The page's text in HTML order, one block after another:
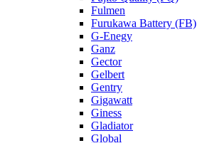
Fulmen
Furukawa Battery (FB)
G-Enegy
Ganz
Gector
Gelbert
Gentry
Gigawatt
Giness
Gladiator
Global